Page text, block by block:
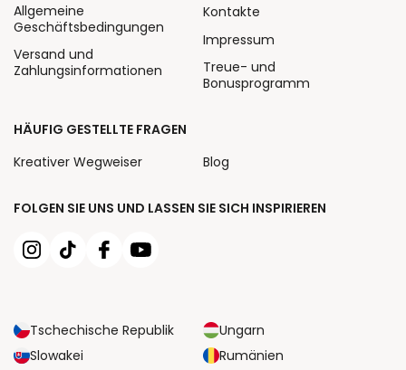
FOLGEN SIE UNS UND LASSEN SIE SICH INSPIRIEREN
Tschechische Republik
Ungarn
Slowakei
Rumänien
Allgemeine
Geschäftsbedingungen
Versand und
Zahlungsinformationen
Kontakte
Impressum
Treue- und
Bonusprogramm
HÄUFIG GESTELLTE FRAGEN
Kreativer Wegweiser
Blog